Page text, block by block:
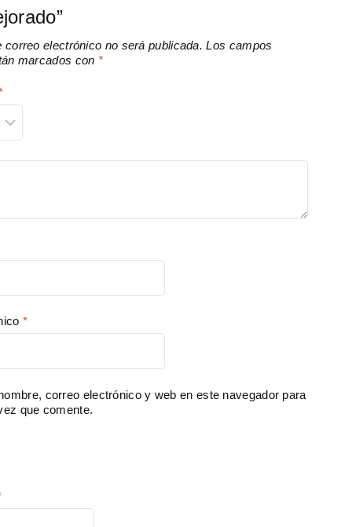
correo electrónico no será publicada. Los campos
marcados con *
*
correo electrónico y web en este navegador para
que comente.